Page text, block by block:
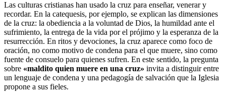
Las culturas cristianas han usado la cruz para enseñar, venerar y
recordar. En la catequesis, por ejemplo, se explican las dimensiones
de la cruz: la obediencia a la voluntad de Dios, la humildad ante el
sufrimiento, la entrega de la vida por el prójimo y la esperanza de la
resurrección. En ritos y devociones, la cruz aparece como foco de
oración, no como motivo de condena para el que muere, sino como
fuente de consuelo para quienes sufren. En este sentido, la pregunta
sobre «maldito quien muere en una cruz» invita a distinguir entre
un lenguaje de condena y una pedagogía de salvación que la Iglesia
propone a sus fieles.